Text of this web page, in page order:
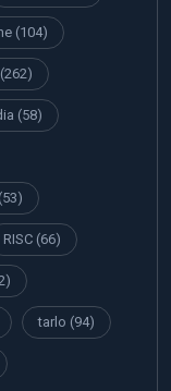
(104)
(262)
(58)
(53)
RISC (66)
tarlo (94)